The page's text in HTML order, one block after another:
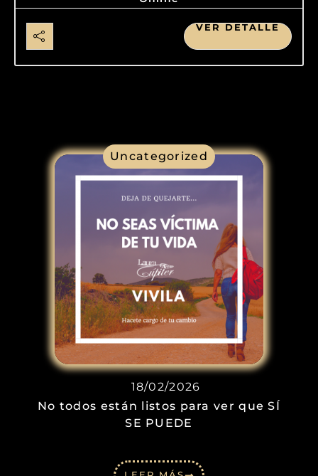
VER DETALLE
Uncategorized
18/02/2026
No todos están listos para ver que SÍ
SE PUEDE